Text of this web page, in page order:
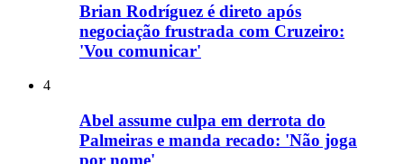
Brian Rodríguez é direto após
negociação frustrada com Cruzeiro:
'Vou comunicar'
4
Abel assume culpa em derrota do
Palmeiras e manda recado: 'Não joga
por nome'